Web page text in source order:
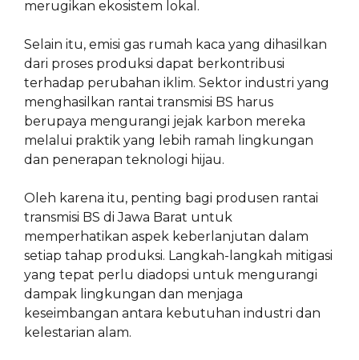
merugikan ekosistem lokal.
Selain itu, emisi gas rumah kaca yang dihasilkan
dari proses produksi dapat berkontribusi
terhadap perubahan iklim. Sektor industri yang
menghasilkan rantai transmisi BS harus
berupaya mengurangi jejak karbon mereka
melalui praktik yang lebih ramah lingkungan
dan penerapan teknologi hijau.
Oleh karena itu, penting bagi produsen rantai
transmisi BS di Jawa Barat untuk
memperhatikan aspek keberlanjutan dalam
setiap tahap produksi. Langkah-langkah mitigasi
yang tepat perlu diadopsi untuk mengurangi
dampak lingkungan dan menjaga
keseimbangan antara kebutuhan industri dan
kelestarian alam.